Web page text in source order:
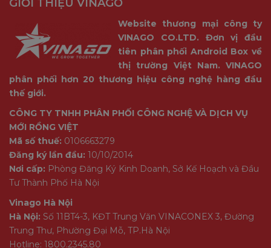
GIỚI THIỆU VINAGO
Website thương mại công ty
VINAGO CO.LTD. Đơn vị đầu
tiên phân phối Android Box về
thị trường Việt Nam. VINAGO
phân phối hơn 20 thương hiệu công nghệ hàng đầu
thế giới.
CÔNG TY TNHH PHÂN PHỐI CÔNG NGHỆ VÀ DỊCH VỤ
MỚI RỒNG VIỆT
Mã số thuế: 0106663279
Đăng ký lần đầu: 10/10/2014
Nơi cấp: Phòng Đăng Ký Kinh Doanh, Sở Kế Hoạch và Đầu
Tư Thành Phố Hà Nội
Vinago Hà Nội
Hà Nội: Số 11BT4-3, KĐT Trung Văn VINACONEX 3, Đường
Trung Thư, Phường Đại Mỗ, TP.Hà Nội
Hotline: 1800.2345.80